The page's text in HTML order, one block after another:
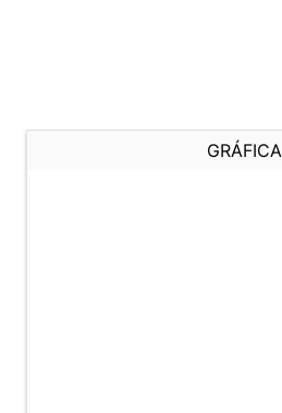
GRÁFICA